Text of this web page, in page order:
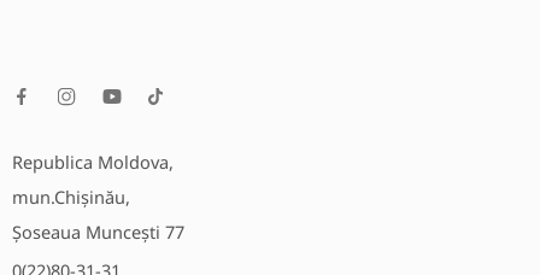
Republica Moldova,
mun.Chișinău,
Șoseaua Muncești 77